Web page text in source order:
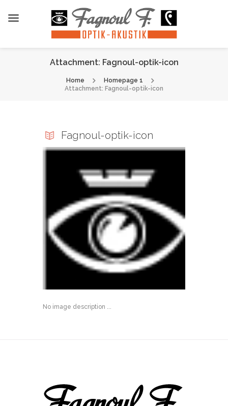
Attachment: Fagnoul-optik-icon
Home
Homepage 1
Attachment: Fagnoul-optik-icon
Fagnoul-optik-icon
No image description ...